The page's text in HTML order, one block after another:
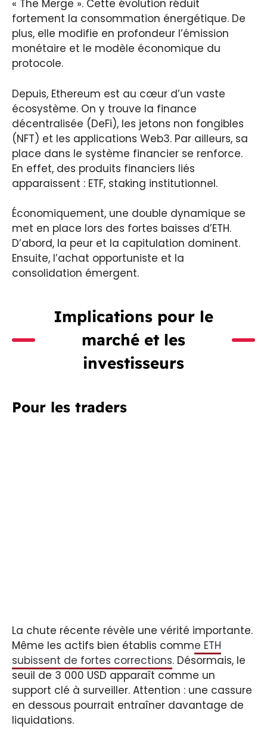
« The Merge ». Cette évolution réduit
fortement la consommation énergétique. De
plus, elle modifie en profondeur l’émission
monétaire et le modèle économique du
protocole.
Depuis, Ethereum est au cœur d’un vaste
écosystème. On y trouve la finance
décentralisée (DeFi), les jetons non fongibles
(NFT) et les applications Web3. Par ailleurs, sa
place dans le système financier se renforce.
En effet, des produits financiers liés
apparaissent : ETF, staking institutionnel.
Économiquement, une double dynamique se
met en place lors des fortes baisses d’ETH.
D’abord, la peur et la capitulation dominent.
Ensuite, l’achat opportuniste et la
consolidation émergent.
Implications pour le
marché et les
investisseurs
Pour les traders
La chute récente révèle une vérité importante.
Même les actifs bien établis comme ETH
subissent de fortes corrections. Désormais, le
seuil de 3 000 USD apparaît comme un
support clé à surveiller. Attention : une cassure
en dessous pourrait entraîner davantage de
liquidations.